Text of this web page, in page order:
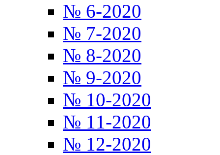
№ 6-2020
№ 7-2020
№ 8-2020
№ 9-2020
№ 10-2020
№ 11-2020
№ 12-2020